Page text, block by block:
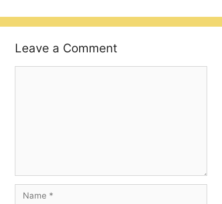
Leave a Comment